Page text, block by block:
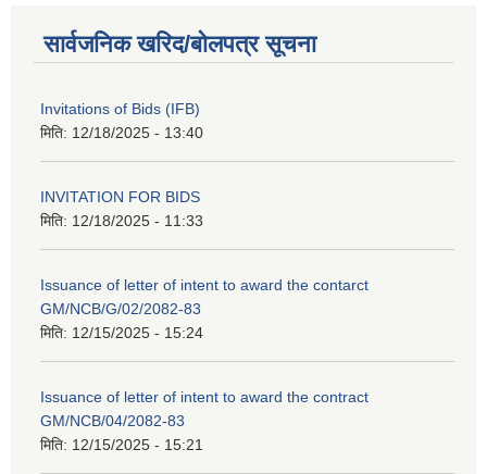
सार्वजनिक खरिद/बोलपत्र सूचना
Invitations of Bids (IFB)
मिति: 12/18/2025 - 13:40
INVITATION FOR BIDS
मिति: 12/18/2025 - 11:33
Issuance of letter of intent to award the contarct
GM/NCB/G/02/2082-83
मिति: 12/15/2025 - 15:24
Issuance of letter of intent to award the contract
GM/NCB/04/2082-83
मिति: 12/15/2025 - 15:21